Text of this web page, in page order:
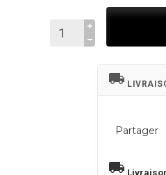
local_shipping
Partager
local_shipping